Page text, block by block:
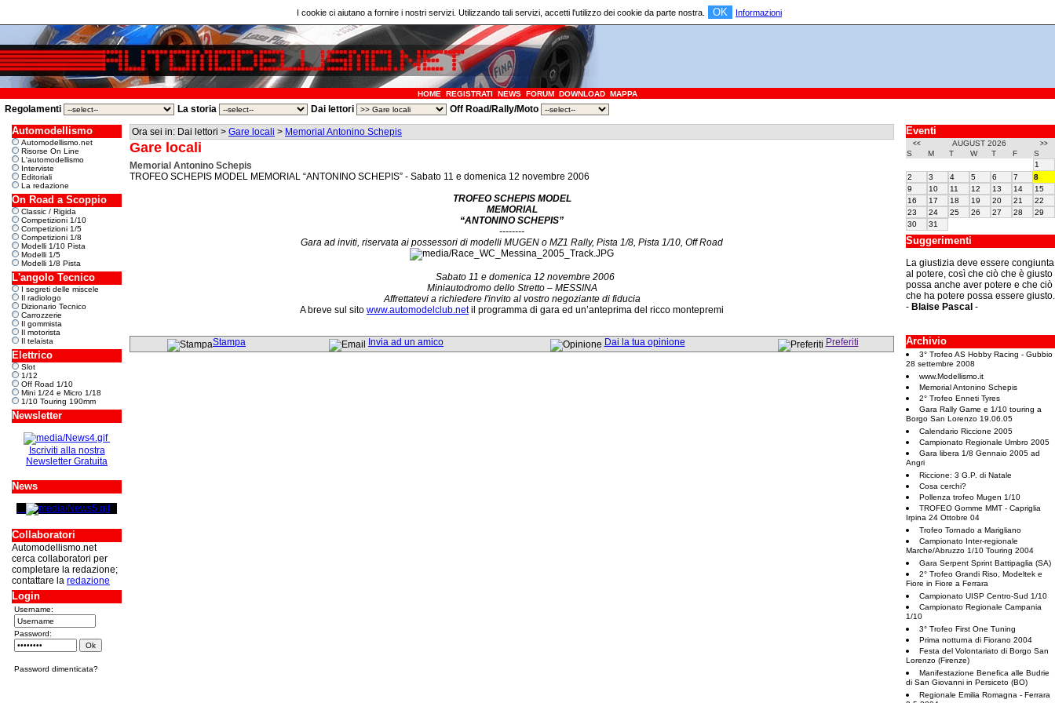
I cookie ci aiutano a fornire i nostri servizi. Utilizzando tali servizi, accetti l'utilizzo dei cookie da parte nostra. OK Informazioni
HOME REGISTRATI NEWS FORUM DOWNLOAD MAPPA
Regolamenti La storia Dai lettori Off Road/Rally/Moto
Automodellismo
Automodellismo.net
Risorse On Line
L'automodellismo
Interviste
Editoriali
La redazione
On Road a Scoppio
Classic / Rigida
Competizioni 1/10
Competizioni 1/5
Competizioni 1/8
Modelli 1/10 Pista
Modelli 1/5
Modelli 1/8 Pista
L'angolo Tecnico
I segreti delle miscele
Il radiologo
Dizionario Tecnico
Carrozzerie
Il gommista
Il motorista
Il telaista
Elettrico
Slot
1/12
Off Road 1/10
Mini 1/24 e Micro 1/18
1/10 Touring 190mm
Newsletter
Iscriviti alla nostra
Newsletter Gratuita
News
Collaboratori
Automodellismo.net
cerca collaboratori per
completare la redazione;
contattare la redazione
Login
Username:
Password:
Password dimenticata?
Ora sei in: Dai lettori > Gare locali > Memorial Antonino Schepis
Gare locali
Memorial Antonino Schepis
TROFEO SCHEPIS MODEL MEMORIAL “ANTONINO SCHEPIS” - Sabato 11 e domenica 12 novembre 2006
TROFEO SCHEPIS MODEL
MEMORIAL
“ANTONINO SCHEPIS”
--------
Gara ad inviti, riservata ai possessori di modelli MUGEN o MZ1 Rally, Pista 1/8, Pista 1/10, Off Road
Sabato 11 e domenica 12 novembre 2006
Miniautodromo dello Stretto – MESSINA
Affrettatevi a richiedere l'invito al vostro negoziante di fiducia
A breve sul sito www.automodelclub.netil programma di gara ed un’anteprima del ricco montepremi
Stampa Invia ad un amico Dai la tua opinione Preferiti
Eventi
<< AUGUST 2026 >>
S M T W T F
S
1
2
3 4 5 6 7
8
9
10 11 12 13 14
15
16
17 18 19 20 21
22
23
24 25 26 27 28
29
30
31
Suggerimenti
La giustizia deve essere congiunta
al potere, così che ciò che è giusto
possa anche aver potere e che ciò
che ha potere possa essere giusto.
- Blaise Pascal -
Archivio
3° Trofeo AS Hobby Racing - Gubbio
28 settembre 2008
www.Modellismo.it
Memorial Antonino Schepis
2° Trofeo Enneti Tyres
Gara Rally Game e 1/10 touring a
Borgo San Lorenzo 19.06.05
Calendario Riccione 2005
Campionato Regionale Umbro 2005
Gara libera 1/8 Gennaio 2005 ad
Angri
Riccione: 3 G.P. di Natale
Cosa cerchi?
Pollenza trofeo Mugen 1/10
TROFEO Gomme MMT - Capriglia
Irpina 24 Ottobre 04
Trofeo Tornado a Marigliano
Campionato Inter-regionale
Marche/Abruzzo 1/10 Touring 2004
Gara Serpent Sprint Battipaglia (SA)
2° Trofeo Grandi Riso, Modeltek e
Fiore in Fiore a Ferrara
Campionato UISP Centro-Sud 1/10
Campionato Regionale Campania
1/10
3° Trofeo First One Tuning
Prima notturna di Fiorano 2004
Festa del Volontariato di Borgo San
Lorenzo (Firenze)
Manifestazione Benefica alle Budrie
di San Giovanni in Persiceto (BO)
Regionale Emilia Romagna - Ferrara